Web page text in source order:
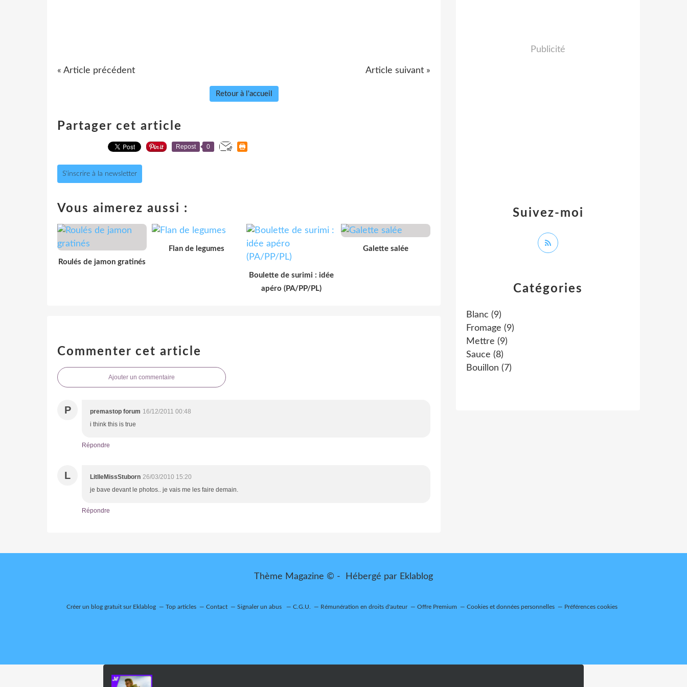
« Article précédent Article suivant »
Retour à l'accueil
Partager cet article
Repost 0
S'inscrire à la newsletter
Vous aimerez aussi :
Roulés de jamon gratinés
Flan de legumes
Boulette de surimi : idée
apéro (PA/PP/PL)
Galette salée
Commenter cet article
Ajouter un commentaire
P premastop forum 16/12/2011 00:48
i think this is true
Répondre
L LitlleMissStuborn 26/03/2010 15:20
je bave devant le photos.. je vais me les faire demain.
Répondre
Catégories
Blanc (9)
Fromage (9)
Mettre (9)
Sauce (8)
Bouillon (7)
Suivez-moi
Publicité
Thème Magazine © - Hébergé par Eklablog
Créer un blog gratuit sur Eklablog Top articles Contact Signaler un abus C.G.U. Rémunération en droits d'auteur Offre Premium Cookies et données personnelles Préférences cookies